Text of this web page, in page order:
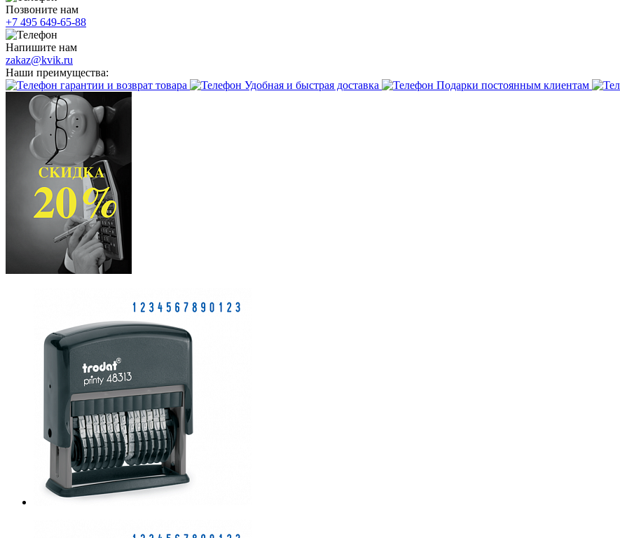
Позвоните нам
+7 495 649-65-88
Напишите нам
zakaz@kvik.ru
Наши преимущества:
гарантии и возврат товара
Удобная и быстрая доставка Подарки постоянным клиентам